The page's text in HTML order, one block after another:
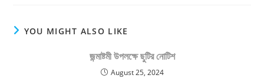
YOU MIGHT ALSO LIKE
জন্মাষ্টমী উপলক্ষে ছুটির নোটিশ
August 25, 2024